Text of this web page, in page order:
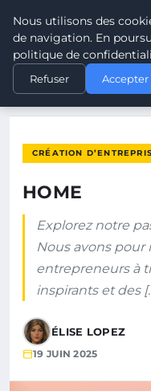
POUVOIR
ACCUEIL
CRÉATION
HOME
Explorez notre
Nous avons pour
entrepreneurs à
inspirants et des
ÉLISE LOPEZ
19 JUIN 2025
Nous utilisons des
de navigation. En
politique de
Refuser Accepter